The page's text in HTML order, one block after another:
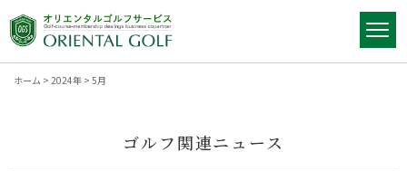
ホーム > 2024年 > 5月
ゴルフ関連ニュース